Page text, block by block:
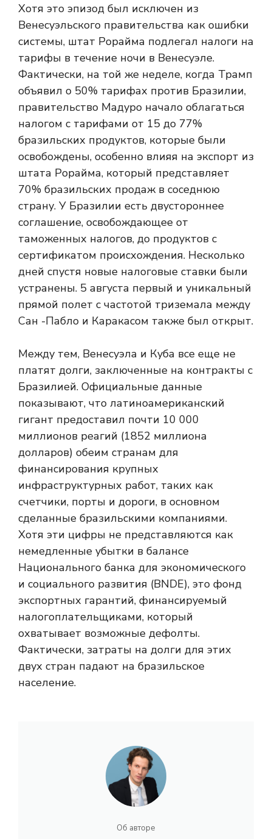
Хотя это эпизод был исключен из
Венесуэльского правительства как ошибки
системы, штат Рорайма подлегал налоги на
тарифы в течение ночи в Венесуэле.
Фактически, на той же неделе, когда Трамп
объявил о 50% тарифах против Бразилии,
правительство Мадуро начало облагаться
налогом с тарифами от 15 до 77%
бразильских продуктов, которые были
освобождены, особенно влияя на экспорт из
штата Рорайма, который представляет
70% бразильских продаж в соседнюю
страну. У Бразилии есть двустороннее
соглашение, освобождающее от
таможенных налогов, до продуктов с
сертификатом происхождения. Несколько
дней спустя новые налоговые ставки были
устранены. 5 августа первый и уникальный
прямой полет с частотой триземала между
Сан -Пабло и Каракасом также был открыт.
Между тем, Венесуэла и Куба все еще не
платят долги, заключенные на контракты с
Бразилией. Официальные данные
показывают, что латиноамериканский
гигант предоставил почти 10 000
миллионов реагий (1852 миллиона
долларов) обеим странам для
финансирования крупных
инфраструктурных работ, таких как
счетчики, порты и дороги, в основном
сделанные бразильскими компаниями.
Хотя эти цифры не представляются как
немедленные убытки в балансе
Национального банка для экономического
и социального развития (BNDE), это фонд
экспортных гарантий, финансируемый
налогоплательщиками, который
охватывает возможные дефолты.
Фактически, затраты на долги для этих
двух стран падают на бразильское
население.
Об авторе